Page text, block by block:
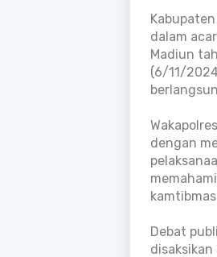
dalam
Madiun
(6/11/
dengan
Debat